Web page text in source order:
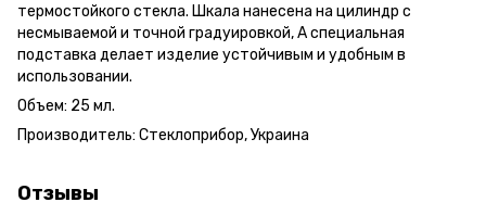
термостойкого стекла. Шкала нанесена на цилиндр с
несмываемой и точной градуировкой, А специальная
подставка делает изделие устойчивым и удобным в
использовании.
Объем: 25 мл.
Производитель: Стеклоприбор, Украина
Отзывы